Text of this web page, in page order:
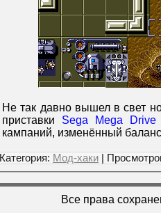
Не так давно вышел в свет
приставки Sega Mega Drive
кампаний, изменённый
Категория: Мод-хаки |
Все права